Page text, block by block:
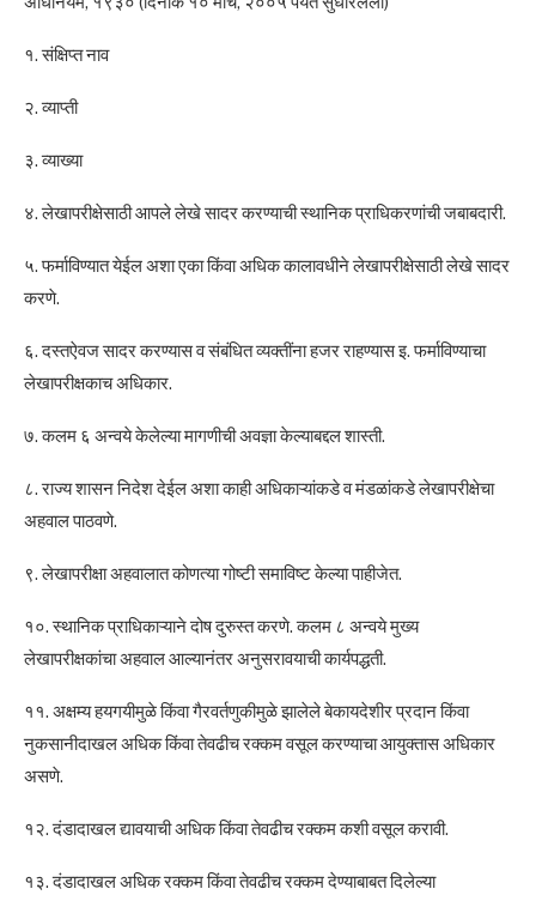
१. संक्षिप्त नाव
२. व्याप्ती
३. व्याख्या
४. लेखापरीक्षेसाठी आपले लेखे सादर करण्याची स्थानिक प्राधिकरणांची जबाबदारी.
५. फर्माविण्यात येईल अशा एका किंवा अधिक कालावधीने लेखापरीक्षेसाठी लेखे सादर
करणे.
६. दस्तऐवज सादर करण्यास व संबंधित व्यक्तींना हजर राहण्यास इ. फर्माविण्याचा
लेखापरीक्षकाच अधिकार.
७. कलम ६ अन्वये केलेल्या मागणीची अवज्ञा केल्याबद्दल शास्ती.
८. राज्य शासन निदेश देईल अशा काही अधिकाऱ्यांकडे व मंडळांकडे लेखापरीक्षेचा
अहवाल पाठवणे.
९. लेखापरीक्षा अहवालात कोणत्या गोष्टी समाविष्ट केल्या पाहीजेत.
१०. स्थानिक प्राधिकाऱ्याने दोष दुरुस्त करणे. कलम ८ अन्वये मुख्य
लेखापरीक्षकांचा अहवाल आल्यानंतर अनुसरावयाची कार्यपद्धती.
११. अक्षम्य हयगयीमुळे किंवा गैरवर्तणुकीमुळे झालेले बेकायदेशीर प्रदान किंवा
नुकसानीदाखल अधिक किंवा तेवढीच रक्कम वसूल करण्याचा आयुक्तास अधिकार
असणे.
१२. दंडादाखल द्यावयाची अधिक किंवा तेवढीच रक्कम कशी वसूल करावी.
१३. दंडादाखल अधिक रक्कम किंवा तेवढीच रक्कम देण्याबाबत दिलेल्या